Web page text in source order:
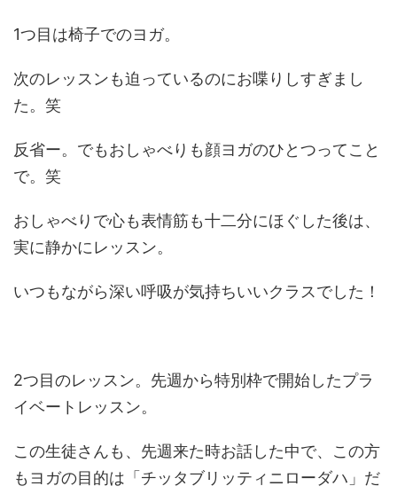
1つ目は椅子でのヨガ。
次のレッスンも迫っているのにお喋りしすぎまし
た。笑
反省ー。でもおしゃべりも顔ヨガのひとつってこと
で。笑
おしゃべりで心も表情筋も十二分にほぐした後は、
実に静かにレッスン。
いつもながら深い呼吸が気持ちいいクラスでした！
2つ目のレッスン。先週から特別枠で開始したプラ
イベートレッスン。
この生徒さんも、先週来た時お話した中で、この方
もヨガの目的は「チッタブリッティニローダハ」だ